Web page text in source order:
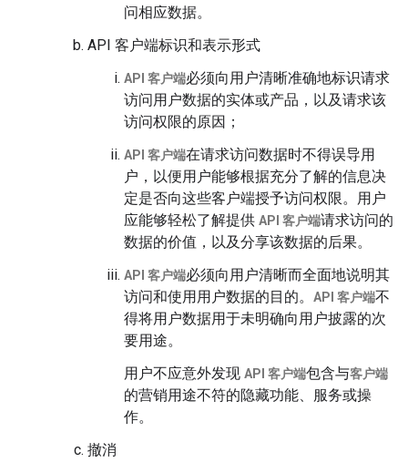
问相应数据。
API 客户端标识和表示形式
API 客户端必须向用户清晰准确地标识请求
访问用户数据的实体或产品，以及请求该
访问权限的原因；
API 客户端在请求访问数据时不得误导用
户，以便用户能够根据充分了解的信息决
定是否向这些客户端授予访问权限。用户
应能够轻松了解提供 API 客户端请求访问的
数据的价值，以及分享该数据的后果。
API 客户端必须向用户清晰而全面地说明其
访问和使用用户数据的目的。 API 客户端不
得将用户数据用于未明确向用户披露的次
要用途。
用户不应意外发现 API 客户端包含与客户端
的营销用途不符的隐藏功能、服务或操
作。
撤消